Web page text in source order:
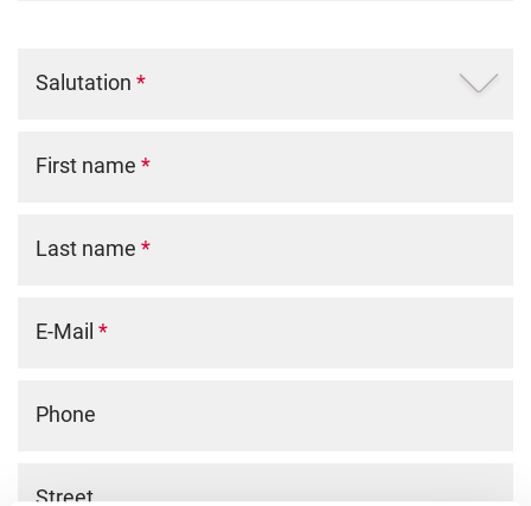
Salutation *
First name *
Last name *
E-Mail *
Phone
Street